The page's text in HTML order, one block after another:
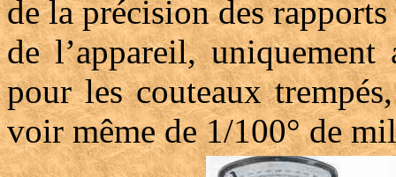
de la précision des
de l’appareil,
pour les couteaux
voir même de 1/100° de